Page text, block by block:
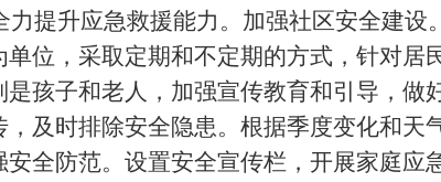
力提升应急救援能力。加强社区安全建设
位，采取定期和不定期的方式，针对居
是孩子和老人，加强宣传教育和引导，做
及时排除安全隐患。根据季度变化和天
全防范。设置安全宣传栏，开展家庭应